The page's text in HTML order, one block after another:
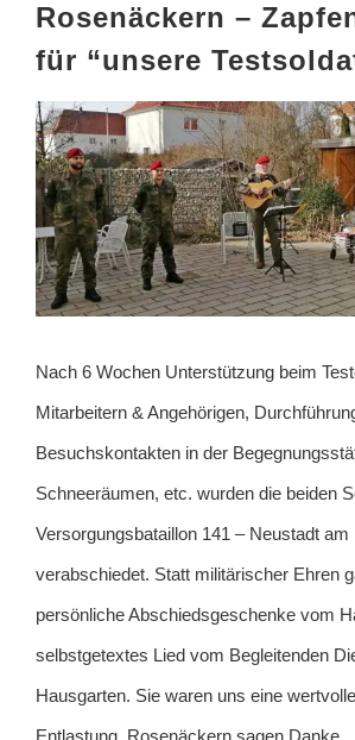
Rosenäckern –
für “unsere
Nach 6 Wochen Unterstützung beim
Mitarbeitern & Angehörigen,
Besuchskontakten in der
Schneeräumen, etc. wurden die beiden
Versorgungsbataillon 141 – Neustadt am
verabschiedet. Statt militärischer Ehren
persönliche Abschiedsgeschenke vom
selbstgetextes Lied vom Begleitenden
Hausgarten. Sie waren uns eine